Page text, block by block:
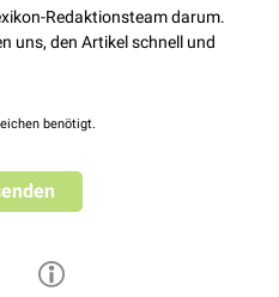
Redaktionsteam darum.
uns, den Artikel schnell und
benötigt.